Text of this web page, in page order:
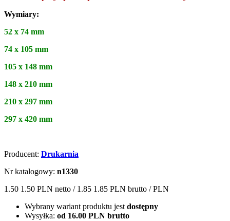
Wymiary:
52 x 74 mm
74 x 105 mm
105 x 148 mm
148 x 210 mm
210 x 297 mm
297 x 420 mm
Producent: Drukarnia
Nr katalogowy: n1330
1.50 1.50 PLN netto / 1.85 1.85 PLN brutto /PLN
Wybrany wariant produktu jest dostępny
Wysyłka: od 16.00 PLN brutto